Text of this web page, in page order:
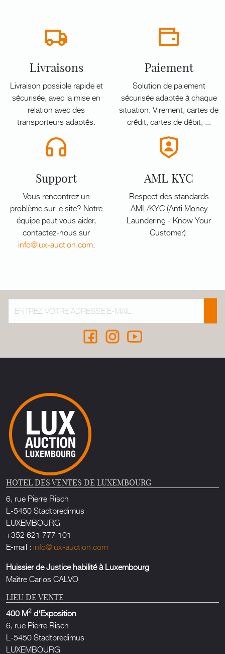
Livraisons
Livraison possible rapide et
sécurisée, avec la mise en
relation avec des
transporteurs adaptés.
Paiement
Solution de paiement
sécurisée adaptée à chaque
situation. Virement, cartes de
crédit, cartes de débit, ...
Support
Vous rencontrez un
problème sur le site? Notre
équipe peut vous aider,
contactez-nous sur
info@lux-auction.com.
AML KYC
Respect des standards
AML/KYC (Anti Money
Laundering - Know Your
Customer).
HOTEL DES VENTES DE LUXEMBOURG
6, rue Pierre Risch
L-5450 Stadtbredimus
LUXEMBOURG
+352 621 777 101
E-mail : info@lux-auction.com
Huissier de Justice habilité à Luxembourg
Maître Carlos CALVO
LIEU DE VENTE
400 M2 d'Exposition
6, rue Pierre Risch
L-5450 Stadtbredimus
LUXEMBOURG